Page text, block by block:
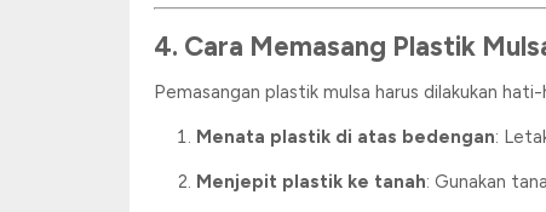
4. Cara Memasang Plastik
Pemasangan plastik mulsa harus dilakukan
Menata plastik di atas bedengan:
Menjepit plastik ke tanah: Gunakan